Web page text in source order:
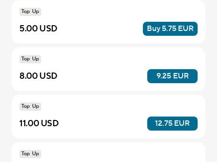
Top Up
5.00 USD Buy 5.75 EUR
Top Up
8.00 USD 9.25 EUR
Top Up
11.00 USD 12.75 EUR
Top Up